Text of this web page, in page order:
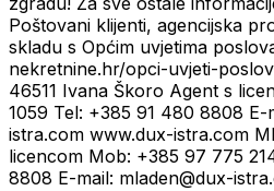
Poštovani klijenti, agencijska
skladu s Općim uvjetima
nekretnine.hr/opci-uvjeti-
46511 Ivana Škoro Agent s
1059 Tel: +385 91 480 8808 E-
istra.com www.dux-istra.com
licencom Mob: +385 97 775
8808 E-mail: mladen@dux-